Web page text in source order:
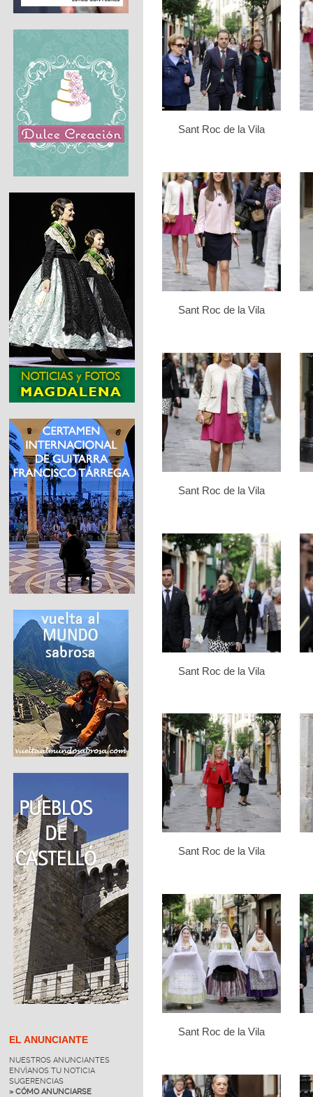
EL ANUNCIANTE
NUESTROS ANUNCIANTES
ENVÍANOS TU NOTICIA
SUGERENCIAS
» CÓMO ANUNCIARSE
Sant Roc de la Vila
Sant Roc de la Vila
Sant Roc de la Vila
Sant Roc de la Vila
Sant Roc de la Vila
Sant Roc de la Vila